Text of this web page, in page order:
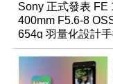
Sony 正式發表 FE
400mm F5.6-8
654g 羽量化設計
鬆